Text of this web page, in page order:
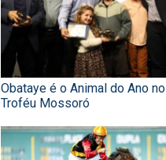
Obataye é o Animal do Ano no
Troféu Mossoró